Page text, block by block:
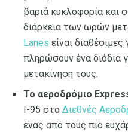
βαριά κυκλοφορία και
διάρκεια των ωρών
Lanes είναι
πληρώσουν ένα διόδια
μετακίνηση τους.
Το αεροδρόμιο
I-95 στο Διεθνές
ένας από τους πιο